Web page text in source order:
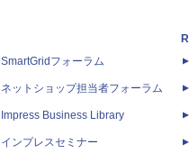
SmartGridフォーラム
ネットショップ担当者フォーラム
Impress Business Library
インプレスセミナー